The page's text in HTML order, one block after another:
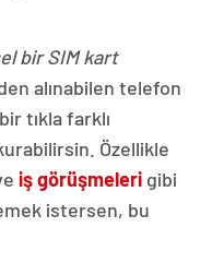
bir SIM kart
alınabilen telefon
tıkla farklı
Özellikle
iş görüşmeleri gibi
istersen, bu